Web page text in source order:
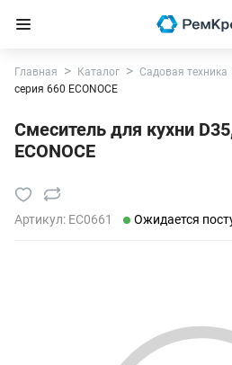
Главная Каталог Садовая техника
серия 660 ECONOCE
Смеситель для кухни
ECONOCE
Артикул: EC0661 Ожидается